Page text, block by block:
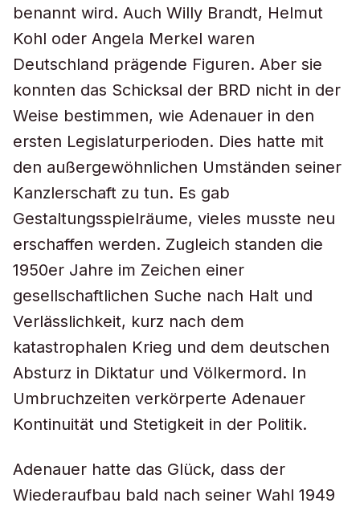
benannt wird. Auch Willy Brandt, Helmut
Kohl oder Angela Merkel waren
Deutschland prägende Figuren. Aber sie
konnten das Schicksal der BRD nicht in der
Weise bestimmen, wie Adenauer in den
ersten Legislaturperioden. Dies hatte mit
den außergewöhnlichen Umständen seiner
Kanzlerschaft zu tun. Es gab
Gestaltungsspielräume, vieles musste neu
erschaffen werden. Zugleich standen die
1950er Jahre im Zeichen einer
gesellschaftlichen Suche nach Halt und
Verlässlichkeit, kurz nach dem
katastrophalen Krieg und dem deutschen
Absturz in Diktatur und Völkermord. In
Umbruchzeiten verkörperte Adenauer
Kontinuität und Stetigkeit in der Politik.
Adenauer hatte das Glück, dass der
Wiederaufbau bald nach seiner Wahl 1949